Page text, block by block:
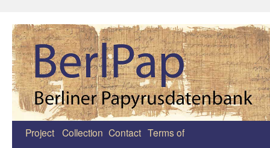
Zum
Project Collection Contact Terms of